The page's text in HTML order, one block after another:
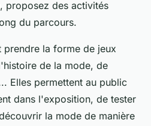
proposez des activités
du parcours.
prendre la forme de jeux
de la mode, de
Elles permettent au public
dans l'exposition, de tester
la mode de manière